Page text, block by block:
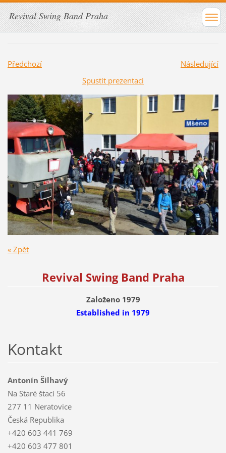
Revival Swing Band Praha
Předchozí
Následující
Spustit prezentaci
« Zpět
Revival Swing Band Praha
Založeno 1979
Established in 1979
Kontakt
Antonín Šilhavý
Na Staré štaci 56
277 11 Neratovice
Česká Republika
+420 603 441 769
+420 603 477 801